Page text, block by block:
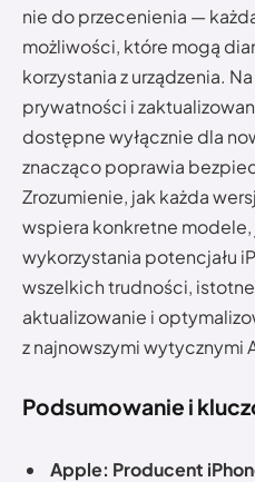
nie do przecenienia —
możliwości, które mogą
korzystania z urządzenia.
prywatności i
dostępne wyłącznie dla
znacząco poprawia
Zrozumienie, jak każda
wspiera konkretne
wykorzystania potencjału
wszelkich trudności,
aktualizowanie i
z najnowszymi wytycznymi
Podsumowanie i
Apple: Producent